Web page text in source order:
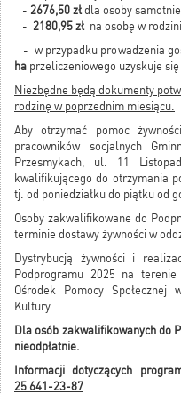
- 2676,50 zł dla osoby
- 2180,95 zł na osobę w
- w przypadku prowadzenia
ha przeliczeniowego uzyskuje
Niezbędne będą dokumenty
rodzinę w poprzednim miesiącu.
Aby otrzymać pomoc
pracowników socjalnych
Przesmykach, ul. 11
kwalifikującego do otrzymania
tj. od poniedziałku do piątku od
Osoby zakwalifikowane do
terminie dostawy żywności w
Dystrybucją żywności i
Podprogramu 2025 na
Ośrodek Pomocy Społecznej
Kultury.
Dla osób zakwalifikowanych do
nieodpłatnie.
Informacji dotyczących
25 641-23-87